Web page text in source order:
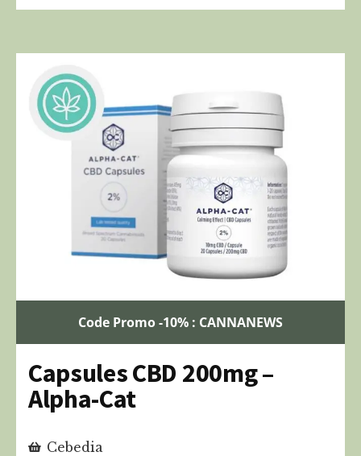
Code Promo -10% : CANNANEWS
Capsules CBD 200mg –
Alpha-Cat
Cebedia